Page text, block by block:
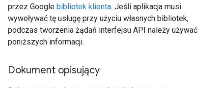
przez Google bibliotek klienta. Jeśli aplikacja musi
wywoływać tę usługę przy użyciu własnych bibliotek,
podczas tworzenia żądań interfejsu API należy używać
poniższych informacji.
Dokument opisujący